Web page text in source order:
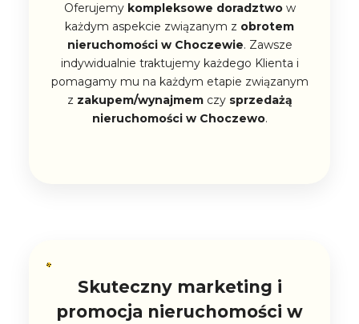
Oferujemy kompleksowe doradztwow
każdym aspekcie związanym z obrotem
nieruchomości w Choczewie. Zawsze
indywidualnie traktujemy każdego Klienta i
pomagamy mu na każdym etapie związanym
z zakupem/wynajmemczy sprzedażą
nieruchomości w Choczewo.
Skuteczny marketing i
promocja nieruchomości w